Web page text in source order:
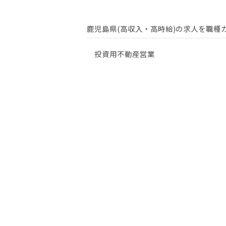
鹿児島県(高収入・高時給)の求人を職種
投資用不動産営業